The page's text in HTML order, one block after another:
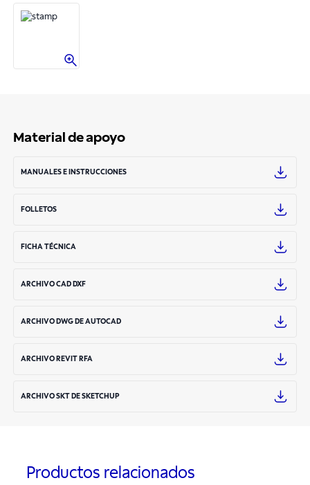
Material de apoyo
MANUALES E INSTRUCCIONES
FOLLETOS
FICHA TÉCNICA
ARCHIVO CAD DXF
ARCHIVO DWG DE AUTOCAD
ARCHIVO REVIT RFA
ARCHIVO SKT DE SKETCHUP
Productos relacionados